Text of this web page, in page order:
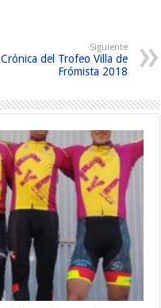
Siguiente
Crónica del Trofeo Villa de
Frómista 2018